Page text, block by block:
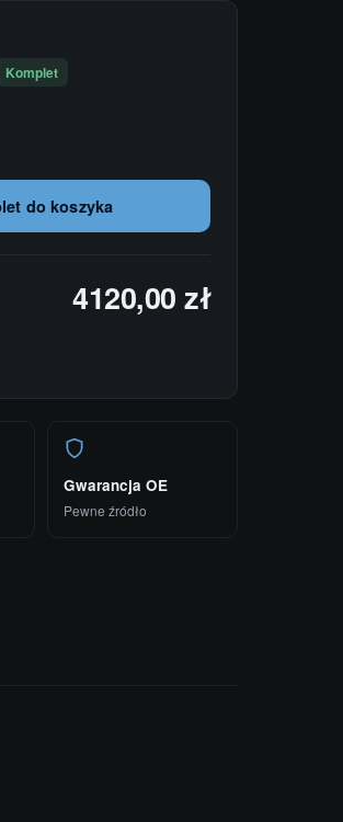
Komplet
do koszyka
4120,00 zł
Gwarancja OE
Pewne źródło